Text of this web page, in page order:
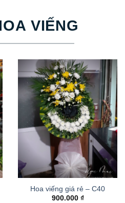
VIẾNG
Hoa viếng giá rẻ – C40
900.000 ₫